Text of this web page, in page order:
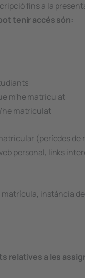
fins a la
tenir accés són:
m'he matriculat
matriculat
(períodes de
personal, links
instància
relatives a les